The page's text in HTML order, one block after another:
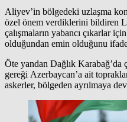
Aliyev’in bölgedeki uzlaşma
özel önem verdiklerini bildiren
çalışmaların yabancı çıkarlar
olduğundan emin olduğunu
Öte yandan Dağlık Karabağ’da
gereği Azerbaycan’a ait
askerler, bölgeden ayrılmaya